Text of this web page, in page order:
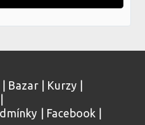
Bazar| Kurzy
Facebook